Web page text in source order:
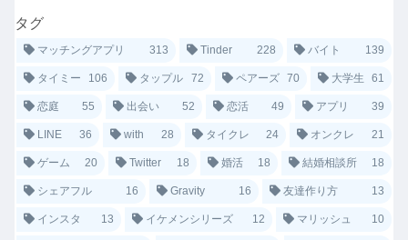
タグ
マッチングアプリ 313 Tinder 228 バイト 139
タイミー 106 タップル 72 ペアーズ 70 大学生 61
恋庭 55 出会い 52 恋活 49 アプリ 39
LINE 36 with 28 タイクレ 24 オンクレ 21
ゲーム 20 Twitter 18 婚活 18 結婚相談所 18
シェアフル 16 Gravity 16 友達作り方 13
インスタ 13 イケメンシリーズ 12 マリッシュ 10